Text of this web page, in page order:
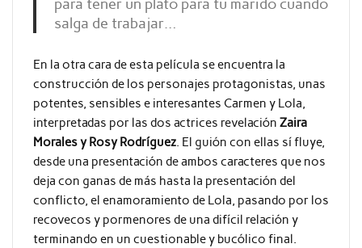
para tener un plato para tu marido cuando
salga de trabajar…
En la otra cara de esta película se encuentra la
construcción de los personajes protagonistas, unas
potentes, sensibles e interesantes Carmen y Lola,
interpretadas por las dos actrices revelación Zaira
Morales y Rosy Rodríguez. El guión con ellas sí fluye,
desde una presentación de ambos caracteres que nos
deja con ganas de más hasta la presentación del
conflicto, el enamoramiento de Lola, pasando por los
recovecos y pormenores de una difícil relación y
terminando en un cuestionable y bucólico final.